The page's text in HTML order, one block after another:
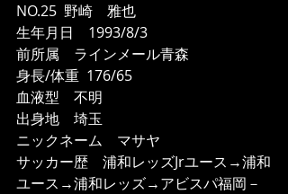
NO.25  野崎　雅也
生年月日　1993/8/3
前所属　ラインメール青森
身長/体重  176/65
血液型　不明
出身地　埼玉
ニックネーム　マサヤ
サッカー歴　浦和レッズJrユース→浦和
ユース→浦和レッズ→アビスパ福岡－